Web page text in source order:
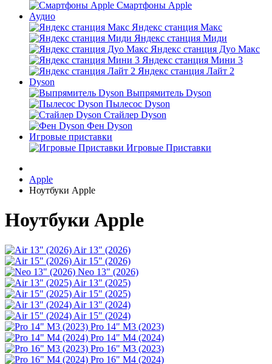
Смартфоны Apple
Аудио
Яндекс станция Макс
Яндекс станция Миди
Яндекс станция Дуо Макс
Яндекс станция Мини 3
Яндекс станция Лайт 2
Dyson
Выпрямитель Dyson
Пылесос Dyson
Стайлер Dyson
Фен Dyson
Игровые приставки
Игровые Приставки
Apple
Ноутбуки Apple
Ноутбуки Apple
Air 13" (2026)
Air 15" (2026)
Neo 13" (2026)
Air 13" (2025)
Air 15" (2025)
Air 13" (2024)
Air 15" (2024)
Pro 14" M3 (2023)
Pro 14" M4 (2024)
Pro 16" M3 (2023)
Pro 16" M4 (2024)